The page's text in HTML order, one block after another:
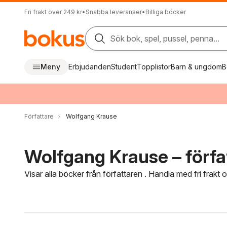
Fri frakt över 249 kr• Snabba leveranser• Billiga böcker
Sök bok, spel, pussel, penna...
Meny ErbjudandenStudentTopplistorBarn & ungdom
Författare Wolfgang Krause
Wolfgang Krause –
Visar alla böcker från författaren . Handla med fri frakt